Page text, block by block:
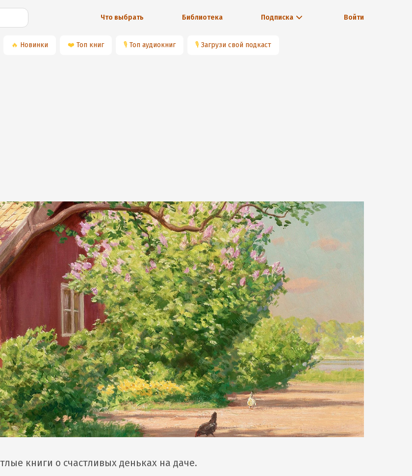
Что выбрать Библиотека Подписка Войти
🔥 Новинки ❤️ Топ книг 🎙 Топ аудиокниг 🎙 Загрузи свой подкаст
книги о счастливых деньках на даче.